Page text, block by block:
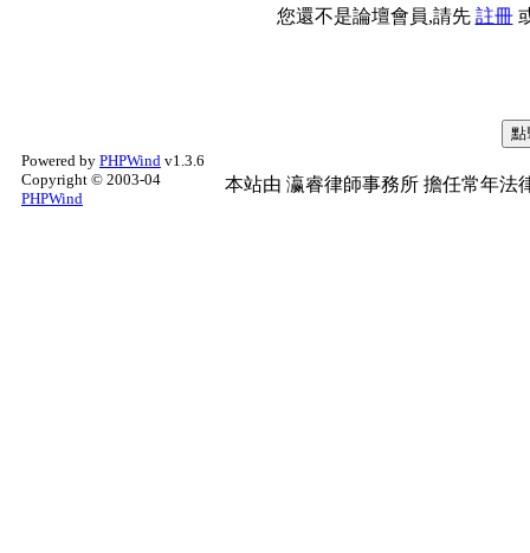
您還不是論壇會員,請先 註冊
Powered by PHPWind v1.3.6
Copyright © 2003-04
PHPWind
本站由 瀛睿律師事務所 擔任常年法